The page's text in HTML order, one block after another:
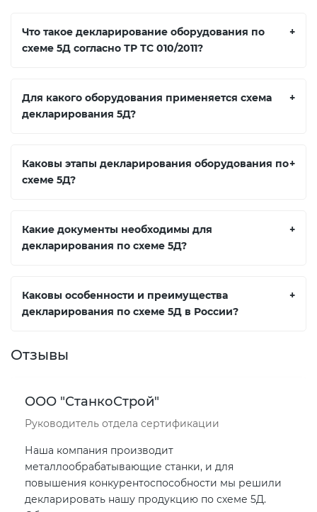
Что такое декларирование оборудования по
схеме 5Д согласно ТР ТС 010/2011?
+
Для какого оборудования применяется схема
декларирования 5Д?
+
Каковы этапы декларирования оборудования по
схеме 5Д?
+
Какие документы необходимы для
декларирования по схеме 5Д?
+
Каковы особенности и преимущества
декларирования по схеме 5Д в России?
+
Отзывы
ООО "СтанкоСтрой"
Руководитель отдела сертификации
Наша компания производит
металлообрабатывающие станки, и для
повышения конкурентоспособности мы решили
декларировать нашу продукцию по схеме 5Д.